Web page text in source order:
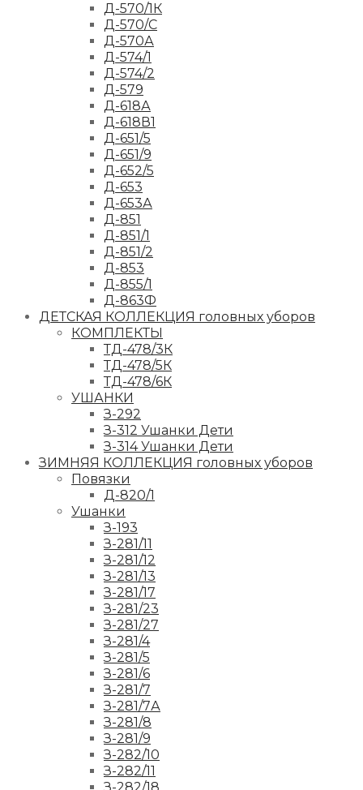
Д-570/1К
Д-570/С
Д-570А
Д-574/1
Д-574/2
Д-579
Д-618А
Д-618В1
Д-651/5
Д-651/9
Д-652/5
Д-653
Д-653А
Д-851
Д-851/1
Д-851/2
Д-853
Д-855/1
Д-863Ф
ДЕТСКАЯ КОЛЛЕКЦИЯ головных уборов
КОМПЛЕКТЫ
ТД-478/3К
ТД-478/5К
ТД-478/6К
УШАНКИ
З-292
З-312 Ушанки Дети
З-314 Ушанки Дети
ЗИМНЯЯ КОЛЛЕКЦИЯ головных уборов
Повязки
Д-820/1
Ушанки
З-193
З-281/11
З-281/12
З-281/13
З-281/17
З-281/23
З-281/27
З-281/4
З-281/5
З-281/6
З-281/7
З-281/7А
З-281/8
З-281/9
З-282/10
З-282/11